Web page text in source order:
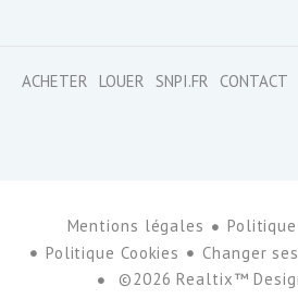
ACHETER LOUER SNPI.FR CONTACT
Mentions légales
Politique Cookies
Changer
©2026 Realtix™